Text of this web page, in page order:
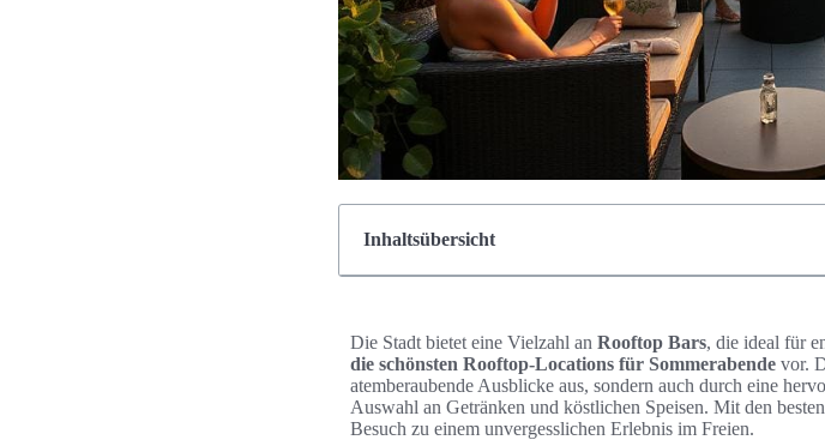
Inhaltsübersicht
Die Stadt bietet eine Vielzahl an Rooftop Bars, die ideal für
die schönsten Rooftop-Locations für Sommerabende vor.
atemberaubende Ausblicke aus, sondern auch durch eine
Auswahl an Getränken und köstlichen Speisen. Mit den besten
Besuch zu einem unvergesslichen Erlebnis im Freien.